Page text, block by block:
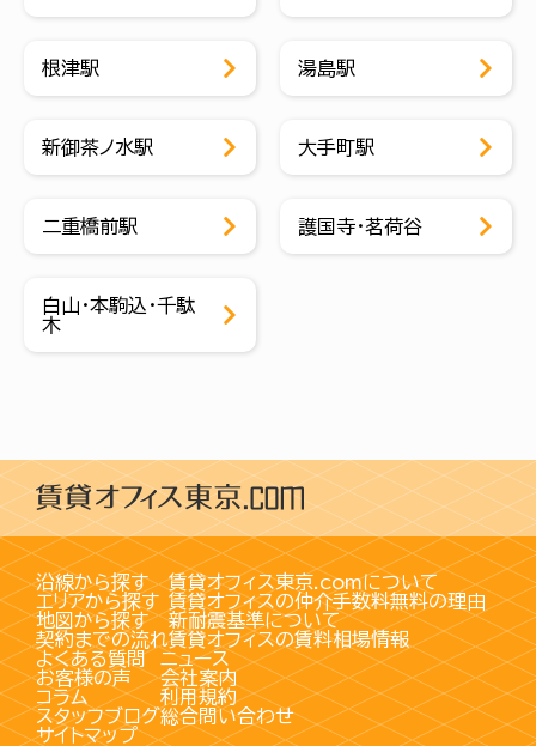
根津駅 湯島駅
新御茶ノ水駅 大手町駅
二重橋前駅 護国寺・茗荷谷
白山・本駒込・千駄
木
沿線から探す
エリアから探す
地図から探す
契約までの流れ
賃貸オフィス東京.comについて
賃貸オフィスの仲介手数料無料の理由
新耐震基準について
賃貸オフィスの賃料相場情報
よくある質問
お客様の声
コラム
スタッフブログ
サイトマップ
ニュース
会社案内
利用規約
総合問い合わせ